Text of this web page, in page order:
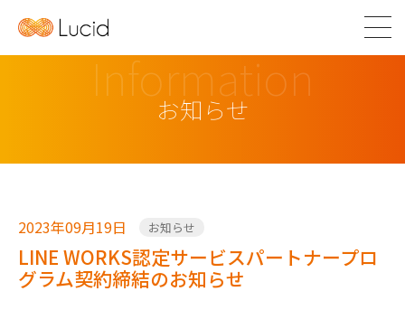
Information
お知らせ
2023年09月19日 お知らせ
LINE WORKS認定サービスパートナープロ
グラム契約締結のお知らせ